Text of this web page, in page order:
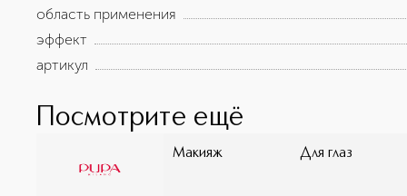
область применения
эффект
артикул
Посмотрите ещё
Макияж Для глаз